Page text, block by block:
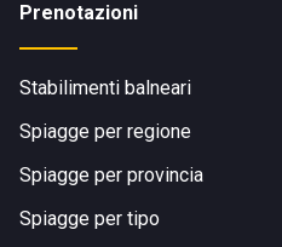
Prenotazioni
Stabilimenti balneari
Spiagge per regione
Spiagge per provincia
Spiagge per tipo